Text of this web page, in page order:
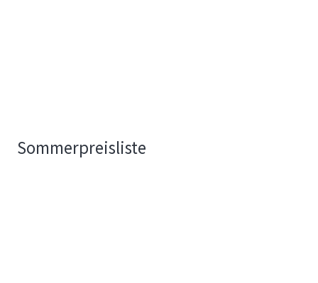
Sommerpreisliste